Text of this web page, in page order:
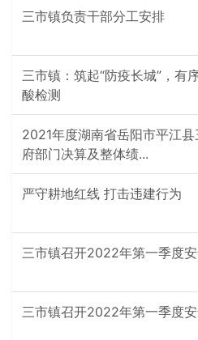
三市镇负责干部分工安排
三市镇：筑起“防疫长城”，有
酸检测
2021年度湖南省岳阳市平江
府部门决算及整体绩...
严守耕地红线 打击违建行为
三市镇召开2022年第一季度
三市镇召开2022年第一季度